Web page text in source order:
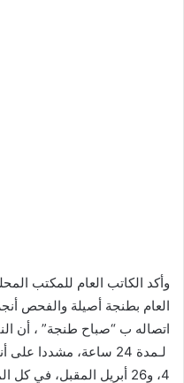
وأكد الكاتب العام للمكتب
العام بطنجة أصيلة والفحص
اتصاله ب “صباح طنجة” ، أن
لـمدة 24 ساعة، مشددا
4، و26 أبريل المقبل، في